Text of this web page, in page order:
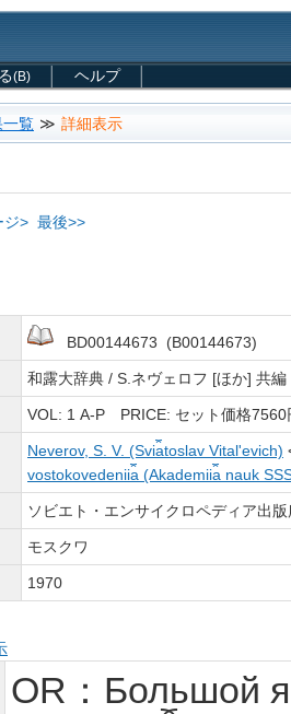
(B) ヘルプ
一覧 ≫ 詳細表示
ジ> 最後>>
BD00144673 (B00144673)
和露大辞典 / S.ネヴェロフ [ほか] 共編
VOL: 1 А-Р PRICE: セット価格
Neverov, S. V. (Svi︠a︡toslav Vitalʹevich)
vostokovedenii︠a︡ (Akademii︠a︡ nauk
ソビエト・エンサイクロペディア出版
モスクワ
1970
OR：Большой